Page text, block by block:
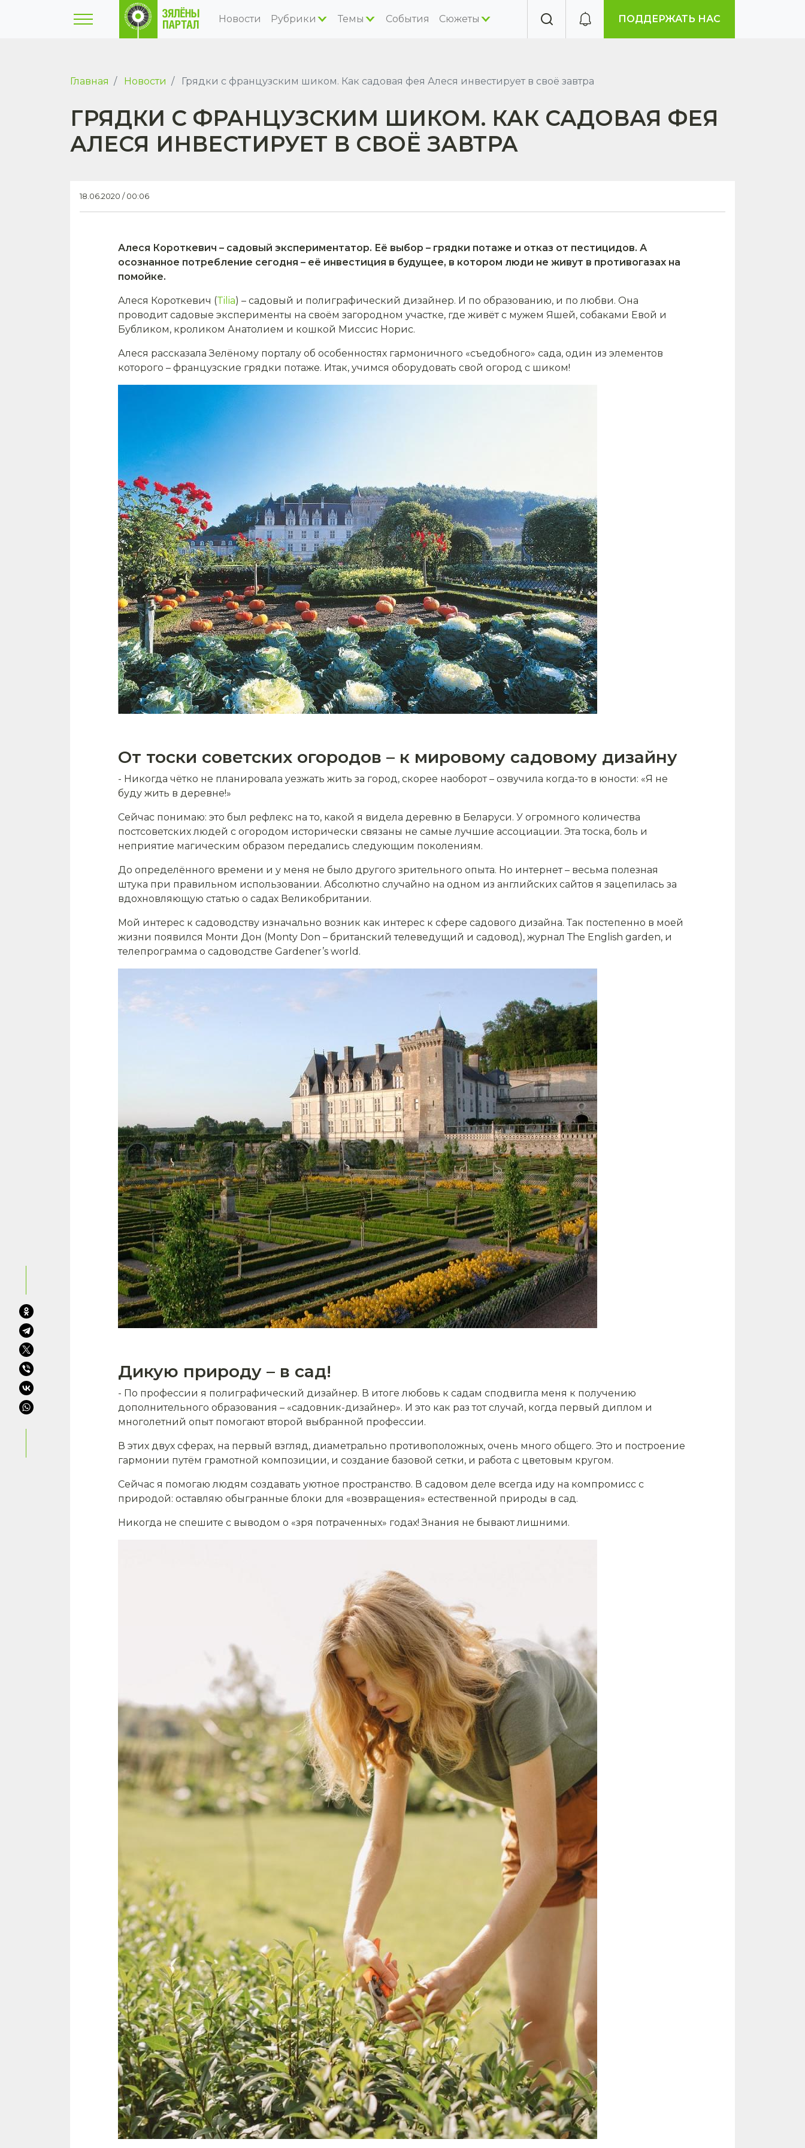
Новости Рубрики Темы События Сюжеты ПОДДЕРЖАТЬ НАС
Главная Новости Грядки с французским шиком. Как садовая фея Алеся инвестирует в своё завтра
ГРЯДКИ С ФРАНЦУЗСКИМ ШИКОМ. КАК САДОВАЯ ФЕЯ
АЛЕСЯ ИНВЕСТИРУЕТ В СВОЁ ЗАВТРА
18.06.2020 / 00:06
Алеся Короткевич – садовый экспериментатор. Её выбор – грядки потаже и отказ от пестицидов. А
осознанное потребление сегодня – её инвестиция в будущее, в котором люди не живут в противогазах на
помойке.
Алеся Короткевич (Tilia) – садовый и полиграфический дизайнер. И по образованию, и по любви. Она
проводит садовые эксперименты на своём загородном участке, где живёт с мужем Яшей, собаками Евой и
Бубликом, кроликом Анатолием и кошкой Миссис Норис.
Алеся рассказала Зелёному порталу об особенностях гармоничного «съедобного» сада, один из элементов
которого – французские грядки потаже. Итак, учимся оборудовать свой огород с шиком!
От тоски советских огородов – к мировому садовому дизайну
- Никогда чётко не планировала уезжать жить за город, скорее наоборот – озвучила когда-то в юности: «Я не
буду жить в деревне!»
Сейчас понимаю: это был рефлекс на то, какой я видела деревню в Беларуси. У огромного количества
постсоветских людей с огородом исторически связаны не самые лучшие ассоциации. Эта тоска, боль и
неприятие магическим образом передались следующим поколениям.
До определённого времени и у меня не было другого зрительного опыта. Но интернет – весьма полезная
штука при правильном использовании. Абсолютно случайно на одном из английских сайтов я зацепилась за
вдохновляющую статью о садах Великобритании.
Мой интерес к садоводству изначально возник как интерес к сфере садового дизайна. Так постепенно в моей
жизни появился Монти Дон (Monty Don – британский телеведущий и садовод), журнал Тhe English garden, и
телепрограмма о садоводстве Gardener’s world.
Дикую природу – в сад!
- По профессии я полиграфический дизайнер. В итоге любовь к садам сподвигла меня к получению
дополнительного образования – «садовник-дизайнер». И это как раз тот случай, когда первый диплом и
многолетний опыт помогают второй выбранной профессии.
В этих двух сферах, на первый взгляд, диаметрально противоположных, очень много общего. Это и построение
гармонии путём грамотной композиции, и создание базовой сетки, и работа с цветовым кругом.
Сейчас я помогаю людям создавать уютное пространство. В садовом деле всегда иду на компромисс с
природой: оставляю обыгранные блоки для «возвращения» естественной природы в сад.
Никогда не спешите с выводом о «зря потраченных» годах! Знания не бывают лишними.